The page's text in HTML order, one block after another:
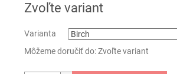
cena:
Zvoľte variant
Varianta
Môžeme doručiť do: Zvoľte variant